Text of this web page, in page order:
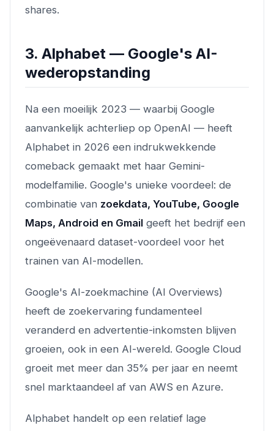
shares.
3. Alphabet — Google's AI-
wederopstanding
Na een moeilijk 2023 — waarbij Google
aanvankelijk achterliep op OpenAI — heeft
Alphabet in 2026 een indrukwekkende
comeback gemaakt met haar Gemini-
modelfamilie. Google's unieke voordeel: de
combinatie van zoekdata, YouTube, Google
Maps, Android en Gmail geeft het bedrijf een
ongeëvenaard dataset-voordeel voor het
trainen van AI-modellen.
Google's AI-zoekmachine (AI Overviews)
heeft de zoekervaring fundamenteel
veranderd en advertentie-inkomsten blijven
groeien, ook in een AI-wereld. Google Cloud
groeit met meer dan 35% per jaar en neemt
snel marktaandeel af van AWS en Azure.
Alphabet handelt op een relatief lage